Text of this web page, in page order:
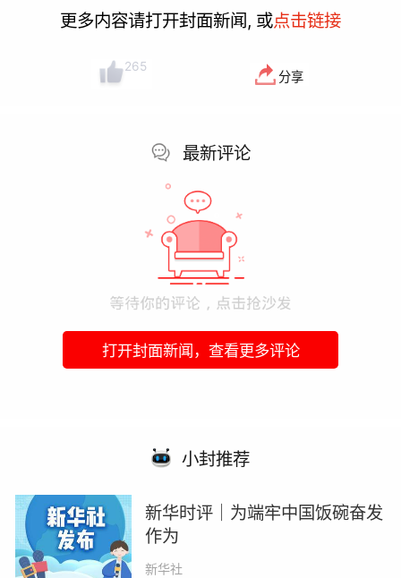
更多内容请打开封面新闻, 或点击链接
265
分享
最新评论
打开封面新闻，查看更多评论
小封推荐
新华时评｜为端牢中国饭碗奋发
作为
新华社